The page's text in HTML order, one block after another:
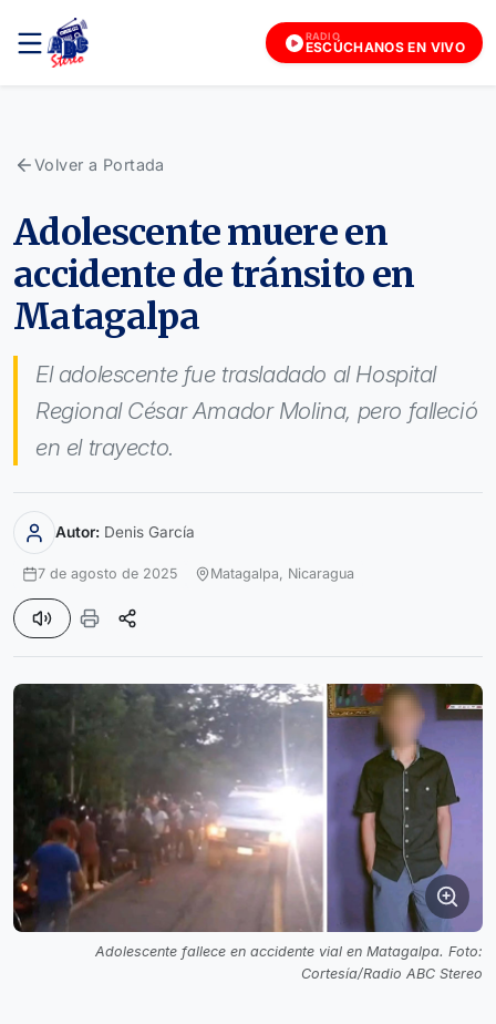
RADIO
ESCÚCHANOS EN VIVO
Volver a Portada
Adolescente muere en
accidente de tránsito en
Matagalpa
El adolescente fue trasladado al Hospital
Regional César Amador Molina, pero falleció
en el trayecto.
Autor: Denis García
7 de agosto de 2025 Matagalpa, Nicaragua
Adolescente fallece en accidente vial en Matagalpa. Foto:
Cortesía/Radio ABC Stereo